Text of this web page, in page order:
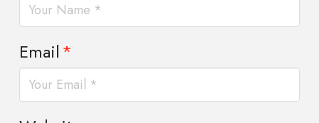
Email*